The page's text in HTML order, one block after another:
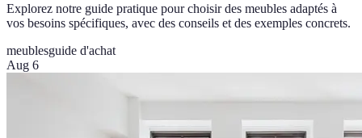
Explorez notre guide pratique pour choisir des meubles adaptés à
vos besoins spécifiques, avec des conseils et des exemples concrets.
meublesguide d'achat
Aug 6